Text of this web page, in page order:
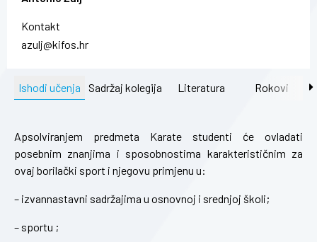
Kontakt
azulj@kifos.hr
Ishodi učenja Sadržaj kolegija Literatura Rokovi
Apsolviranjem predmeta Karate studenti će ovladati
posebnim znanjima i sposobnostima karakterističnim za
ovaj borilački sport i njegovu primjenu u:
– izvannastavni sadržajima u osnovnoj i srednjoj školi;
– sportu ;